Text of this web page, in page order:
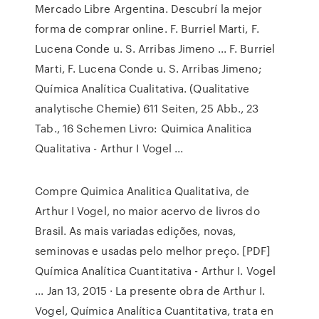
Mercado Libre Argentina. Descubrí la mejor
forma de comprar online. F. Burriel Marti, F.
Lucena Conde u. S. Arribas Jimeno ... F. Burriel
Marti, F. Lucena Conde u. S. Arribas Jimeno;
Química Analítica Cualitativa. (Qualitative
analytische Chemie) 611 Seiten, 25 Abb., 23
Tab., 16 Schemen Livro: Quimica Analitica
Qualitativa - Arthur I Vogel ...
Compre Quimica Analitica Qualitativa, de
Arthur I Vogel, no maior acervo de livros do
Brasil. As mais variadas edições, novas,
seminovas e usadas pelo melhor preço. [PDF]
Química Analítica Cuantitativa - Arthur I. Vogel
... Jan 13, 2015 · La presente obra de Arthur I.
Vogel, Química Analítica Cuantitativa, trata en